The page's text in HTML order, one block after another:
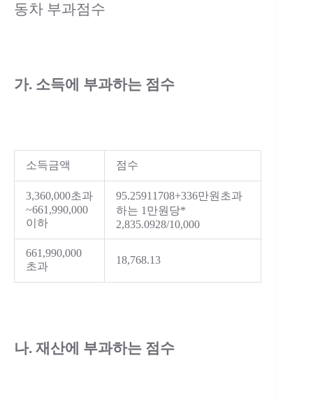
동차 부과점수
가. 소득에 부과하는 점수
소득금액 점수
3,360,000초과
~661,990,000
이하
95.25911708+336만원초과
하는 1만원당*
2,835.0928/10,000
661,990,000
초과
18,768.13
나. 재산에 부과하는 점수